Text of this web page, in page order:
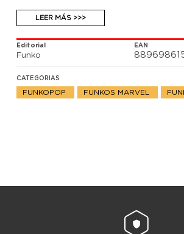
LEER MÁS >>>
Editorial
Funko
EAN
CATEGORIAS
FUNKOPOP FUNKOS MARVEL